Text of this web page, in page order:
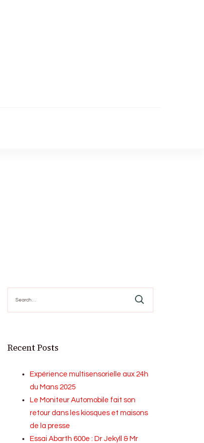
for:
Recent Posts
Expérience multisensorielle aux 24h
du Mans 2025
Le Moniteur Automobile fait son
retour dans les kiosques et maisons
de la presse
Essai Abarth 600e : Dr Jekyll & Mr